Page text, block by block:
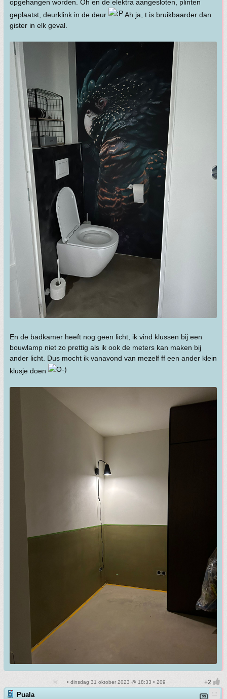
opgehangen worden. Oh en de elektra aangesloten, plinten
geplaatst, deurklink in de deur
Ah ja, t is bruikbaarder dan
gister in elk geval.
En de badkamer heeft nog geen licht, ik vind klussen bij een
bouwlamp niet zo prettig als ik ook de meters kan maken bij
ander licht. Dus mocht ik vanavond van mezelf ff een ander klein
klusje doen
• dinsdag 31 oktober 2023 @ 18:33 • 209
Puala